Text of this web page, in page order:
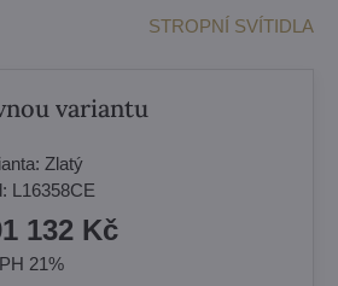
STROPNÍ SVÍTIDLA
variantu
Zlatý
L16358CE
132 Kč
21%